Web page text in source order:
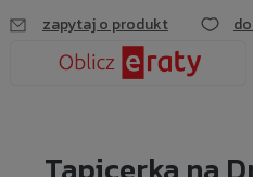
zapytaj o produkt